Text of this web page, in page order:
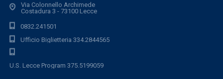
Via Colonnello Archimede
Costadura 3 - 73100 Lecce
0832.241501
Ufficio Biglietteria 334.2844565
U.S. Lecce Program 375.5199059